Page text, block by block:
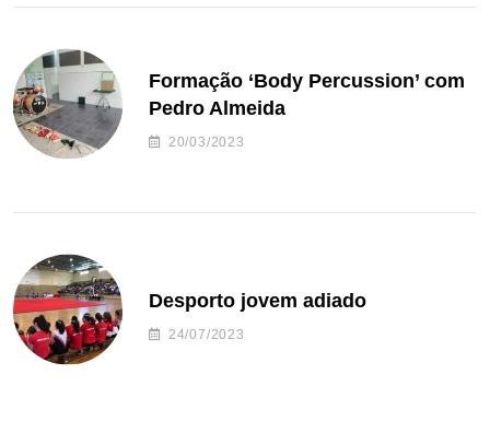
Formação ‘Body Percussion’ com
Pedro Almeida
20/03/2023
Desporto jovem adiado
24/07/2023